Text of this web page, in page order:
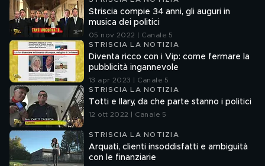
Striscia compie 34 anni, gli auguri in
musica dei politici
05 nov 2022 | Canale 5
STRISCIA LA NOTIZIA
Diventa ricco con i Vip: come fermare la
pubblicità ingannevole
13 apr 2023 | Canale 5
STRISCIA LA NOTIZIA
Totti e Ilary, da che parte stanno i politici
12 ott 2022 | Canale 5
STRISCIA LA NOTIZIA
Arquati, clienti insoddisfatti e ambiguità
con le finanziarie